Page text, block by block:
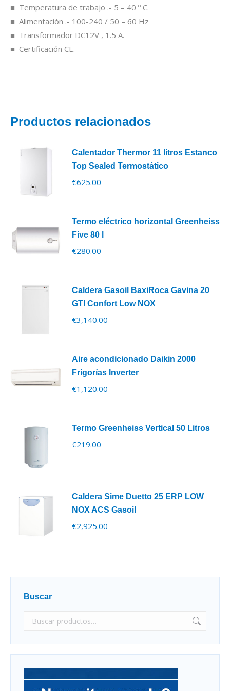
■ Temperatura de trabajo .- 5 – 40 º C.
■ Alimentación .- 100-240 / 50 – 60 Hz
■ Transformador DC12V , 1.5 A.
■ Certificación CE.
Productos relacionados
Calentador Thermor 11 litros Estanco
Top Sealed Termostático
€625.00
Termo eléctrico horizontal Greenheiss
Five 80 l
€280.00
Caldera Gasoil BaxiRoca Gavina 20
GTI Confort Low NOX
€3,140.00
Aire acondicionado Daikin 2000
Frigorías Inverter
€1,120.00
Termo Greenheiss Vertical 50 Litros
€219.00
Caldera Sime Duetto 25 ERP LOW
NOX ACS Gasoil
€2,925.00
Buscar